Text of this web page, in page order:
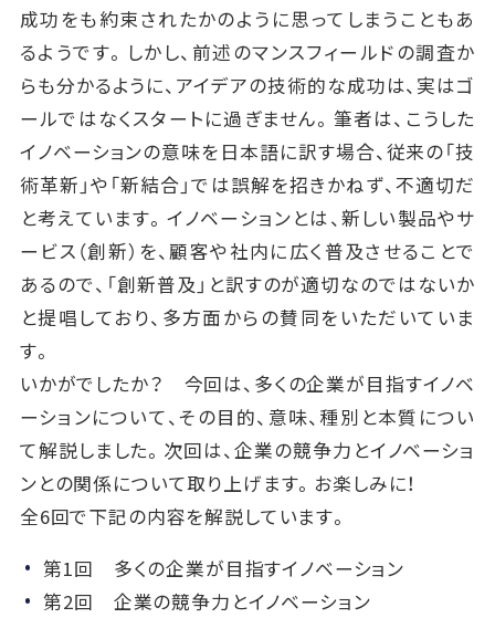
成功をも約束されたかのように思ってしまうこともあ
るようです。しかし、前述のマンスフィールドの調査か
らも分かるように、アイデアの技術的な成功は、実はゴ
ールではなくスタートに過ぎません。筆者は、こうした
イノベーションの意味を日本語に訳す場合、従来の「技
術革新」や「新結合」では誤解を招きかねず、不適切だ
と考えています。イノベーションとは、新しい製品やサ
ービス（創新）を、顧客や社内に広く普及させることで
あるので、「創新普及」と訳すのが適切なのではないか
と提唱しており、多方面からの賛同をいただいていま
す。
いかがでしたか？ 今回は、多くの企業が目指すイノベ
ーションについて、その目的、意味、種別と本質につい
て解説しました。次回は、企業の競争力とイノベーショ
ンとの関係について取り上げます。お楽しみに！
全6回で下記の内容を解説しています。
第1回 多くの企業が目指すイノベーション
第2回 企業の競争力とイノベーション